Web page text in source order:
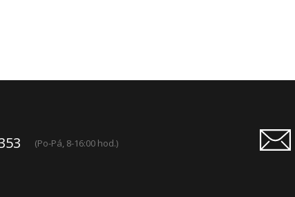
(Po-Pá, 8-16:00 hod.)